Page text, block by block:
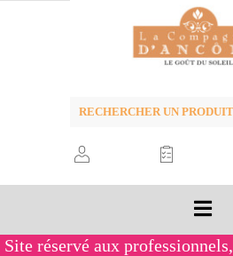
Site réservé aux professionnels,